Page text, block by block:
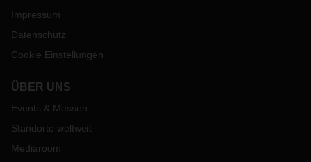
Impressum
Datenschutz
Cookie Einstellungen
ÜBER UNS
Events & Messen
Standorte weltweit
Mediaroom